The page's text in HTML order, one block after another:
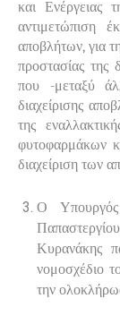
και Ενέργειας
αντιμετώπιση
αποβλήτων, για
προστασίας της
που -μεταξύ
διαχείρισης
της
φυτοφαρμάκων
διαχείριση των
Ο Υπουργός
Κυρανάκης
νομοσχέδιο
την